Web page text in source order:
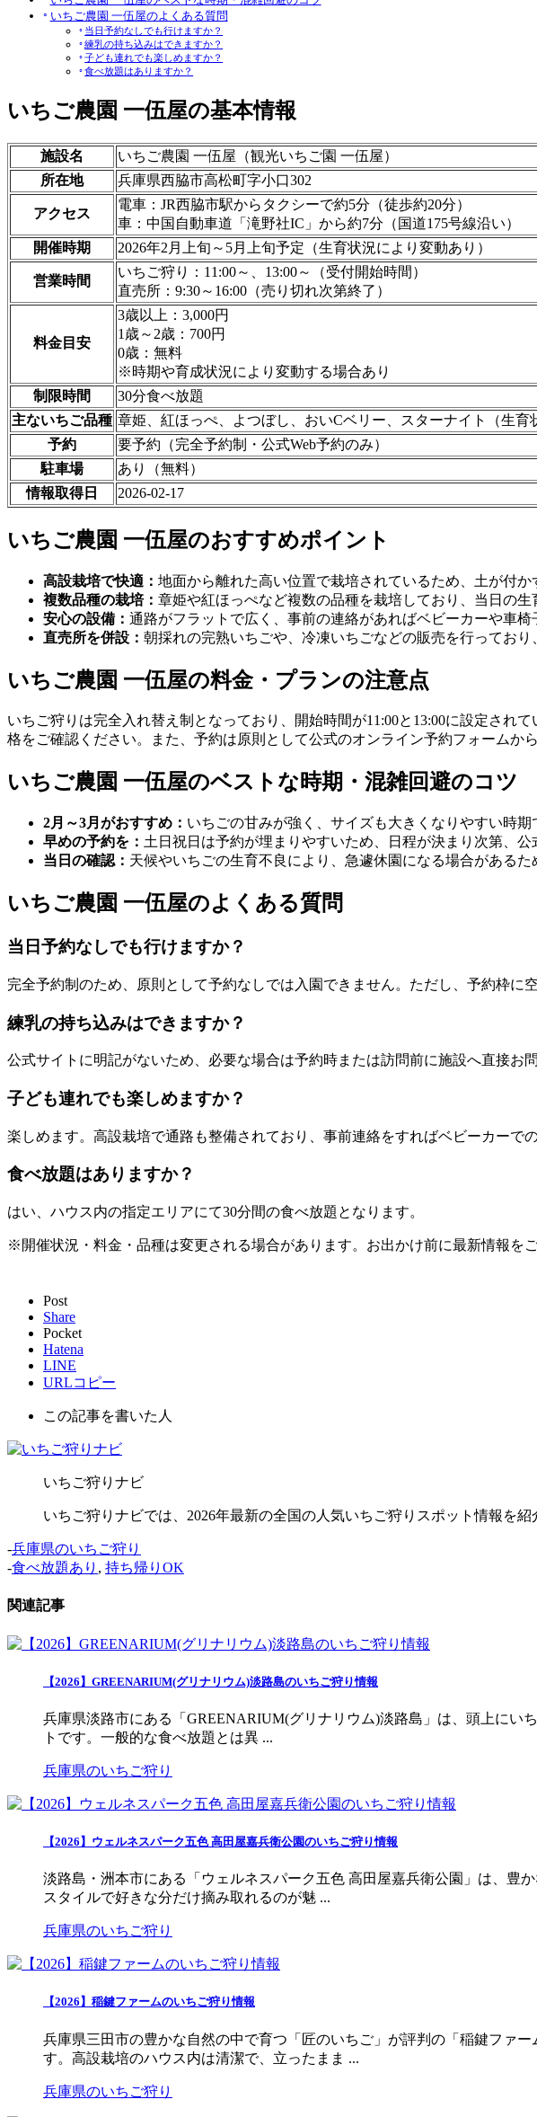
いちご農園 一伍屋のよくある質問
当日予約なしでも行けますか？
練乳の持ち込みはできますか？
子ども連れでも楽しめますか？
食べ放題はありますか？
いちご農園 一伍屋の基本情報
施設名
いちご農園 一伍屋（観光いちご園 一伍屋）
所在地
兵庫県西脇市高松町字小口302
アクセス
電車：JR西脇市駅からタクシーで約5分（徒歩約20分）
車：中国自動車道「滝野社IC」から約7分（国道175号線沿い）
開催時期
2026年2月上旬～5月上旬予定（生育状況により変動あり）
営業時間
いちご狩り：11:00～、13:00～（受付開始時間）
直売所：9:30～16:00（売り切れ次第終了）
料金目安
3歳以上：3,000円
1歳～2歳：700円
0歳：無料
※時期や育成状況により変動する場合あり
制限時間
30分食べ放題
主ないちご品種 章姫、紅ほっぺ、よつぼし、おいCベリー、スターナイト（生育
予約
要予約（完全予約制・公式Web予約のみ）
駐車場
あり（無料）
情報取得日
2026-02-17
いちご農園 一伍屋のおすすめポイント
高設栽培で快適： 地面から離れた高い位置で栽培されているため、土が付か
複数品種の栽培： 章姫や紅ほっぺなど複数の品種を栽培しており、当日の生
安心の設備： 通路がフラットで広く、事前の連絡があればベビーカーや車椅
直売所を併設： 朝採れの完熟いちごや、冷凍いちごなどの販売を行っており
いちご農園 一伍屋の料金・プランの注意点
いちご狩りは完全入れ替え制となっており、開始時間が11:00と13:00に設定され
格をご確認ください。また、予約は原則として公式のオンライン予約フォームか
いちご農園 一伍屋のベストな時期・混雑回避のコツ
2月～3月がおすすめ： いちごの甘みが強く、サイズも大きくなりやすい時期
早めの予約を： 土日祝日は予約が埋まりやすいため、日程が決まり次第、
当日の確認： 天候やいちごの生育不良により、急遽休園になる場合がある
いちご農園 一伍屋のよくある質問
当日予約なしでも行けますか？
完全予約制のため、原則として予約なしでは入園できません。ただし、予約枠に
練乳の持ち込みはできますか？
公式サイトに明記がないため、必要な場合は予約時または訪問前に施設へ直接お
子ども連れでも楽しめますか？
楽しめます。高設栽培で通路も整備されており、事前連絡をすればベビーカーで
食べ放題はありますか？
はい、ハウス内の指定エリアにて30分間の食べ放題となります。
※開催状況・料金・品種は変更される場合があります。お出かけ前に最新情報をご
Post
Share
Pocket
Hatena
LINE
URLコピー
この記事を書いた人
いちご狩りナビ
いちご狩りナビでは、2026年最新の全国の人気いちご狩りスポット情報を
-兵庫県のいちご狩り
-食べ放題あり , 持ち帰りOK
関連記事
【2026】GREENARIUM(グリナリウム)淡路島のいちご狩り情報
兵庫県淡路市にある「GREENARIUM(グリナリウム)淡路島」は、頭上にい
トです。一般的な食べ放題とは異 ...
兵庫県のいちご狩り
【2026】ウェルネスパーク五色 高田屋嘉兵衛公園のいちご狩り情報
淡路島・洲本市にある「ウェルネスパーク五色 高田屋嘉兵衛公園」は、豊
スタイルで好きな分だけ摘み取れるのが魅 ...
兵庫県のいちご狩り
【2026】稲鍵ファームのいちご狩り情報
兵庫県三田市の豊かな自然の中で育つ「匠のいちご」が評判の「稲鍵ファ
す。高設栽培のハウス内は清潔で、立ったまま ...
兵庫県のいちご狩り